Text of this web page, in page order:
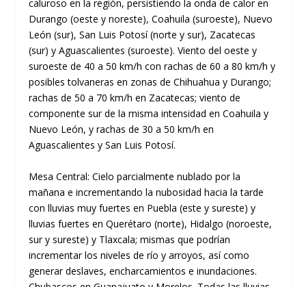
caluroso en la región, persistiendo la onda de calor en
Durango (oeste y noreste), Coahuila (suroeste), Nuevo
León (sur), San Luis Potosí (norte y sur), Zacatecas
(sur) y Aguascalientes (suroeste). Viento del oeste y
suroeste de 40 a 50 km/h con rachas de 60 a 80 km/h y
posibles tolvaneras en zonas de Chihuahua y Durango;
rachas de 50 a 70 km/h en Zacatecas; viento de
componente sur de la misma intensidad en Coahuila y
Nuevo León, y rachas de 30 a 50 km/h en
Aguascalientes y San Luis Potosí.
Mesa Central: Cielo parcialmente nublado por la
mañana e incrementando la nubosidad hacia la tarde
con lluvias muy fuertes en Puebla (este y sureste) y
lluvias fuertes en Querétaro (norte), Hidalgo (noroeste,
sur y sureste) y Tlaxcala; mismas que podrían
incrementar los niveles de río y arroyos, así como
generar deslaves, encharcamientos e inundaciones.